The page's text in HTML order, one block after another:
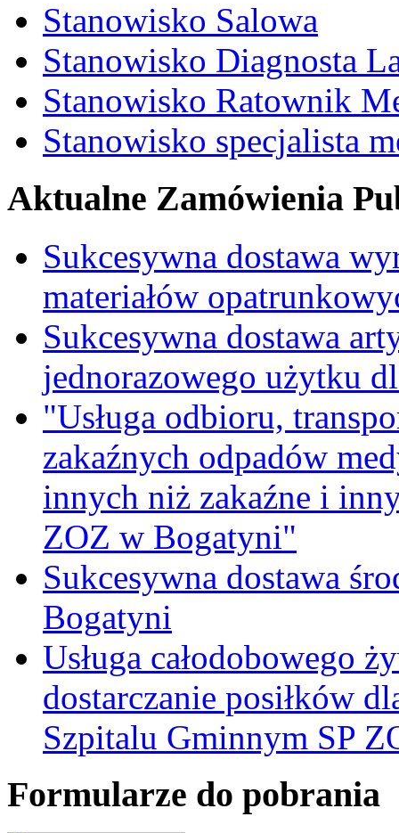
Stanowisko Salowa
Stanowisko Diagnosta
Stanowisko Ratownik
Stanowisko specjalista
Aktualne Zamówienia
Sukcesywna dostawa
materiałów
Sukcesywna dostawa
jednorazowego użytku
"Usługa odbioru,
zakaźnych odpadów
innych niż zakaźne i
ZOZ w Bogatyni"
Sukcesywna dostawa
Bogatyni
Usługa całodobowego
dostarczanie posiłków
Szpitalu Gminnym SP
Formularze do pobrania